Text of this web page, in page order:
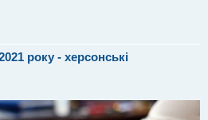
року - херсонські